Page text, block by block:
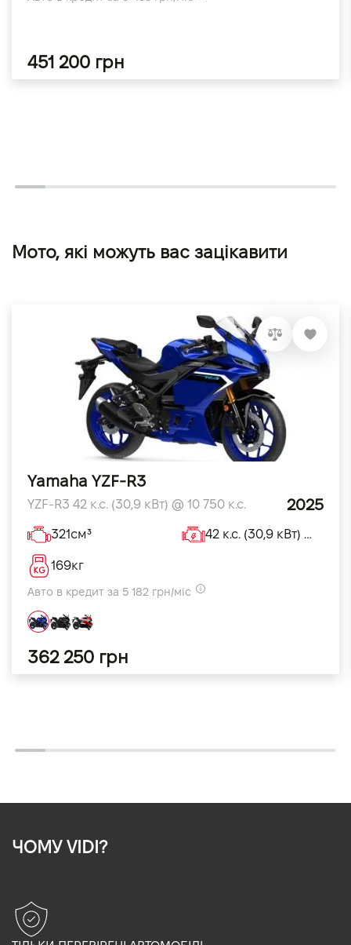
451 200 грн
Мото, які можуть вас зацікавити
Yamaha YZF-R3
YZF-R3 42 к.с. (30,9 кВт) @ 10 750 к.с. 2025
321см³ 42 к.с. (30,9 кВт) @ 10 750кВт
169кг
Авто в кредит за 5 182 грн/міс
362 250 грн
ЧОМУ VIDI?